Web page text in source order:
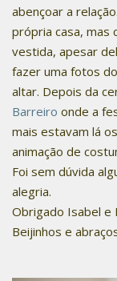
abençoar a
própria casa, mas
vestida, apesar
fazer uma fotos
altar. Depois da
Barreiro onde a
mais estavam lá
animação de
Foi sem dúvida
alegria.
Obrigado Isabel e
Beijinhos e